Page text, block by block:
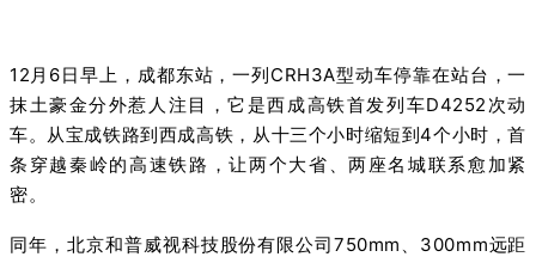
12 月 6 日早上，成都东站，一列 CRH3A型动车停靠在站台，一
抹土豪金分外惹人注目，它是西成高铁首发列车D4252 次动
车。从宝成铁路到西成高铁，从十三个小时缩短到4个小时，首
条穿越秦岭的高速铁路，让两个大省、两座名城联系愈加紧
密。
同年，北京和普威视科技股份有限公司750mm 300mm远距